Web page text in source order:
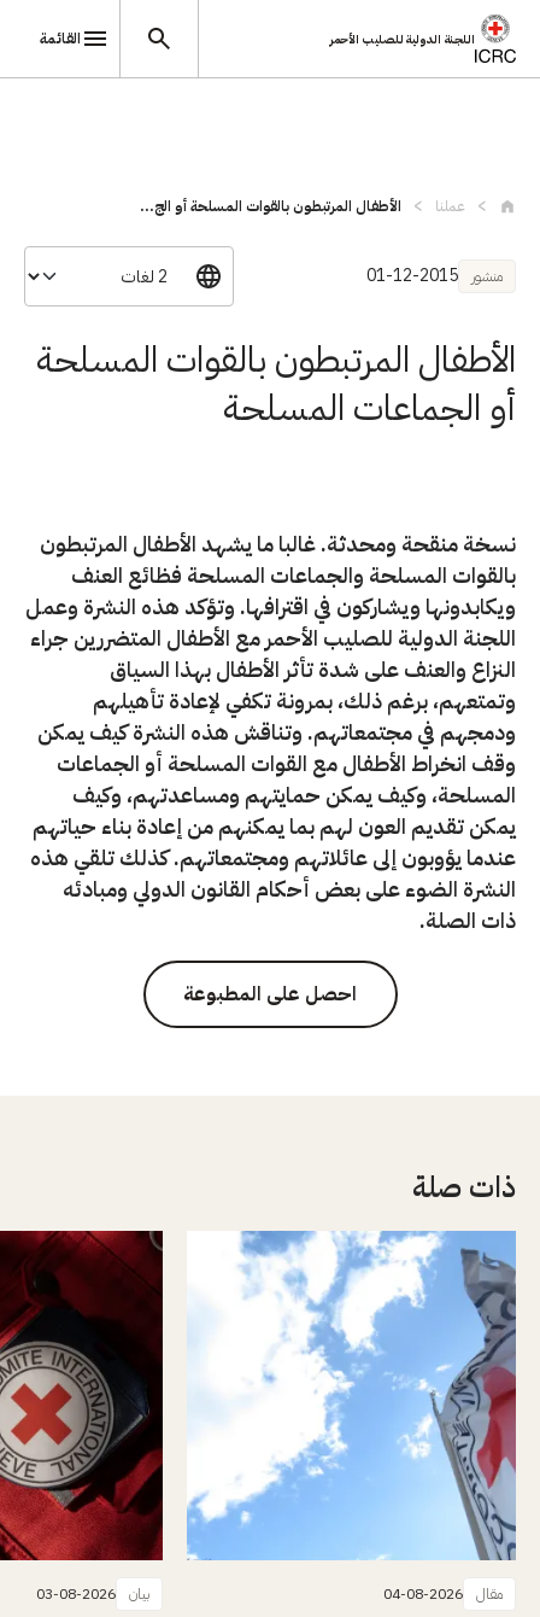
اللجنة الدولية للصليب الأحمر القائمة
عملنا الأطفال المرتبطون بالقوات المسلحة أو الج...
منشور 01-12-2015
الأطفال المرتبطون بالقوات المسلحة
أو الجماعات المسلحة
نسخة منقحة ومحدثة. غالبا ما يشهد الأطفال المرتبطون
بالقوات المسلحة والجماعات المسلحة فظائع العنف
ويكابدونها ويشاركون في اقترافها. وتؤكد هذه النشرة وعمل
اللجنة الدولية للصليب الأحمر مع الأطفال المتضررين جراء
النزاع والعنف على شدة تأثر الأطفال بهذا السياق
وتمتعهم، برغم ذلك، بمرونة تكفي لإعادة تأهيلهم
ودمجهم في مجتمعاتهم. وتناقش هذه النشرة كيف يمكن
وقف انخراط الأطفال مع القوات المسلحة أو الجماعات
المسلحة، وكيف يمكن حمايتهم ومساعدتهم، وكيف
يمكن تقديم العون لهم بما يمكنهم من إعادة بناء حياتهم
عندما يؤوبون إلى عائلاتهم ومجتمعاتهم. كذلك تلقي هذه
النشرة الضوء على بعض أحكام القانون الدولي ومبادئه
ذات الصلة.
احصل على المطبوعة
ذات صلة
مقال 04-08-2026 بيان 03-08-2026